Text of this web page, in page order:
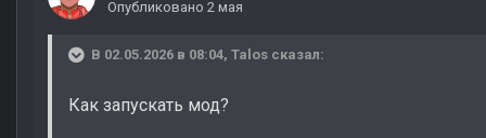
Опубликовано 2 мая
В 02.05.2026 в 08:04, Talos сказал:
Как запускать мод?